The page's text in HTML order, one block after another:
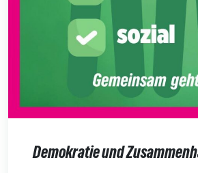
Demokratie und